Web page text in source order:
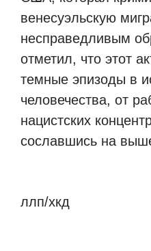
венесуэльскую
несправедливым
отметил, что этот
темные эпизоды в
человечества, от
нацистских
сославшись на
ллп/хкд